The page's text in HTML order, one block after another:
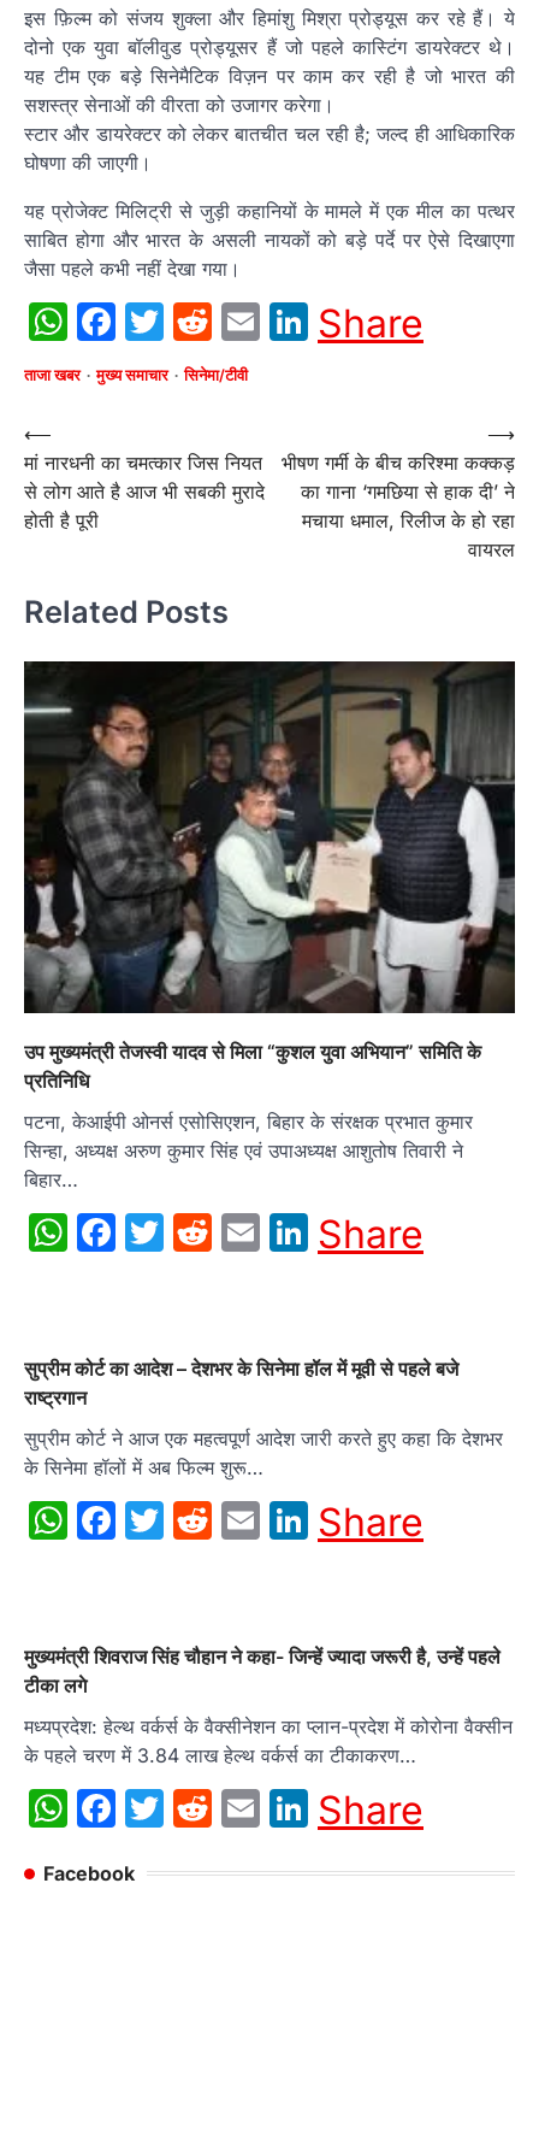
इस फ़िल्म को संजय शुक्ला और हिमांशु मिश्रा प्रोड्यूस कर रहे हैं। ये
दोनो एक युवा बॉलीवुड प्रोड्यूसर हैं जो पहले कास्टिंग डायरेक्टर थे।
यह टीम एक बड़े सिनेमैटिक विज़न पर काम कर रही है जो भारत की
सशस्त्र सेनाओं की वीरता को उजागर करेगा।
स्टार और डायरेक्टर को लेकर बातचीत चल रही है; जल्द ही आधिकारिक
घोषणा की जाएगी।
यह प्रोजेक्ट मिलिट्री से जुड़ी कहानियों के मामले में एक मील का पत्थर
साबित होगा और भारत के असली नायकों को बड़े पर्दे पर ऐसे दिखाएगा
जैसा पहले कभी नहीं देखा गया।
WhatsApp
Facebook
Twitter
Reddit
EmailLinkedIn
Share
ताजा खबर मुख्य समाचार सिनेमा/टीवी
Post
navigation
⟵
मां नारधनी का चमत्कार जिस नियत
से लोग आते है आज भी सबकी मुरादे
होती है पूरी
भीषण गर्मी के बीच करिश्मा कक्कड़
का गाना ‘गमछिया से हाक दी’ ने
मचाया धमाल, रिलीज के हो रहा
वायरल
⟶
Related Posts
उप मुख्यमंत्री तेजस्वी यादव से मिला “कुशल युवा अभियान” समिति के
प्रतिनिधि
पटना, केआईपी ओनर्स एसोसिएशन, बिहार के संरक्षक प्रभात कुमार
सिन्हा, अध्यक्ष अरुण कुमार सिंह एवं उपाअध्यक्ष आशुतोष तिवारी ने
बिहार…
WhatsApp
Facebook
Twitter
Reddit
EmailLinkedIn
Share
सुप्रीम कोर्ट का आदेश – देशभर के सिनेमा हॉल में मूवी से पहले बजे
राष्ट्रगान
सुप्रीम कोर्ट ने आज एक महत्वपूर्ण आदेश जारी करते हुए कहा कि देशभर
के सिनेमा हॉलों में अब फिल्म शुरू…
WhatsApp
Facebook
Twitter
Reddit
EmailLinkedIn
Share
मुख्यमंत्री शिवराज सिंह चौहान ने कहा- जिन्हें ज्यादा जरूरी है, उन्हें पहले
टीका लगे
मध्यप्रदेश: हेल्थ वर्कर्स के वैक्सीनेशन का प्लान-प्रदेश में कोरोना वैक्सीन
के पहले चरण में 3.84 लाख हेल्थ वर्कर्स का टीकाकरण…
WhatsApp
Facebook
Twitter
Reddit
EmailLinkedIn
Share
Facebook